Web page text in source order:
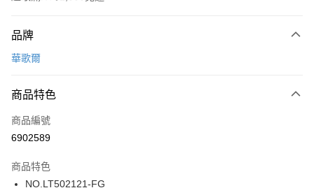
信用卡一次付款
LINE Pay
街口支付
運送方式
品牌
華歌爾
商品特色
商品編號
6902589
商品特色
NO.LT502121-FG